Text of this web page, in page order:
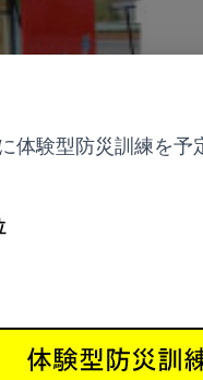
体験型防災訓練を予